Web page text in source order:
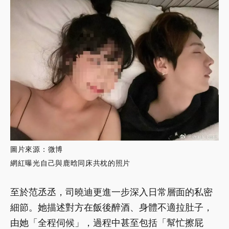
圖片來源：微博
網紅曝光自己與鹿晗同床共枕的照片
至於范丞丞，司曉迪更進一步深入日常層面的私密
細節。她描述對方在飯後醉酒、身體不適拉肚子，
由她「全程伺候」，過程中甚至包括「幫忙擦屁